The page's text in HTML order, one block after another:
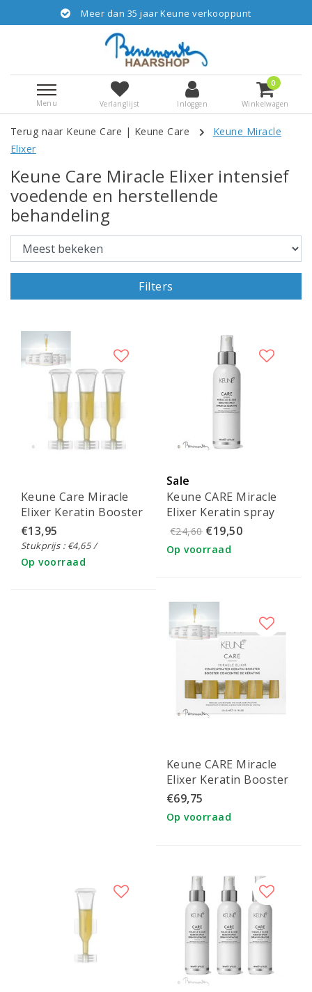
Meer dan 35 jaar Keune verkooppunt
Menu Verlanglijst Inloggen
0
Winkelwagen
Terug naar Keune Care | Keune Care
Keune Miracle
Elixer
Keune Care Miracle Elixer intensief
voedende en herstellende
behandeling
Filters
Keune Care Miracle
Elixer Keratin Booster
3x2ml
€13,95
Stukprijs : €4,65 /
Op voorraad
Sale
Keune CARE Miracle
Elixer Keratin spray
140ml
€24,60 €19,50
Op voorraad
Keune CARE Miracle
Elixer Keratin Booster
15x2ml
€69,75
Op voorraad